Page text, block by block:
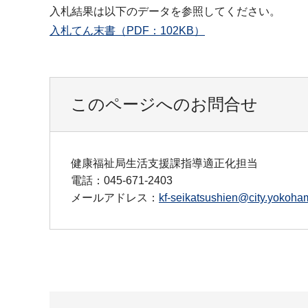
入札結果は以下のデータを参照してください。
入札てん末書（PDF：102KB）
このページへのお問合せ
健康福祉局生活支援課指導適正化担当
電話：045-671-2403
メールアドレス： kf-